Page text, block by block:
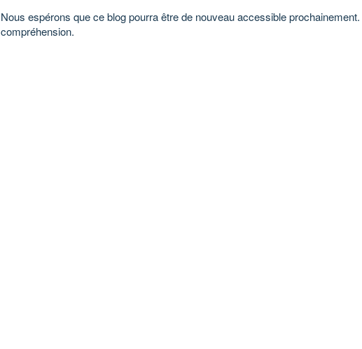
Nous espérons que ce blog pourra être de nouveau accessible
compréhension.